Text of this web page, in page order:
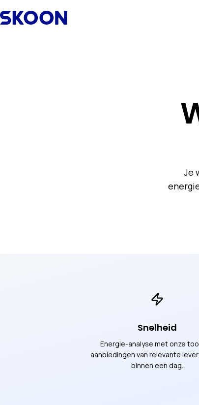
Je
Snelheid
Energie-analyse met onze
aanbiedingen van relevante
binnen een dag.